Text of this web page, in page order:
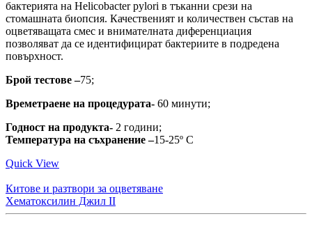
бактерията на Helicobacter pylori в тъканни срези на
стомашната биопсия. Качественият и количествен състав на
оцветяващата смес и внимателната диференциация
позволяват да се идентифицират бактериите в подредена
повърхност.
Брой тестове –75;
Времетраене на процедурата- 60 минути;
Годност на продукта- 2 години;
Температура на съхранение –15-25º С
Quick View
Китове и разтвори за оцветяване
Хематоксилин Джил ІІ